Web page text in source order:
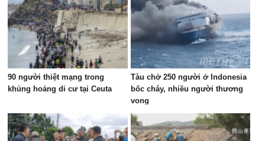
90 người thiệt mạng trong
khủng hoảng di cư tại Ceuta
Tàu chở 250 người ở Indonesia
bốc cháy, nhiều người thương
vong